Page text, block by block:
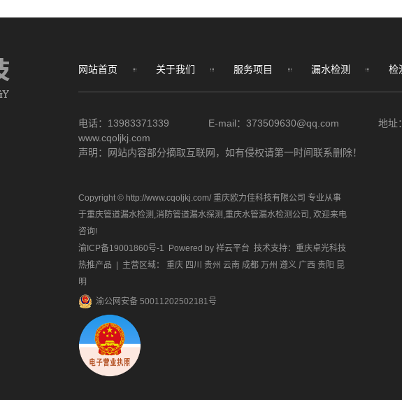
网站首页 关于我们 服务项目 漏水检测 检
电话：13983371339 E-mail：373509630@qq.com 地址：
www.cqoljkj.com
声明：网站内容部分摘取互联网，如有侵权请第一时间联系删除！
Copyright © http://www.cqoljkj.com/ 重庆欧力佳科技有限公司 专业从事
于重庆管道漏水检测 ,消防管道漏水探测 ,重庆水管漏水检测公司 , 欢迎来电
咨询!
渝ICP备19001860号-1 Powered by 祥云平台 技术支持： 重庆卓光科技
热推产品 | 主营区域： 重庆 四川 贵州 云南 成都 万州 遵义 广西 贵阳 昆
明
渝公网安备 50011202502181号